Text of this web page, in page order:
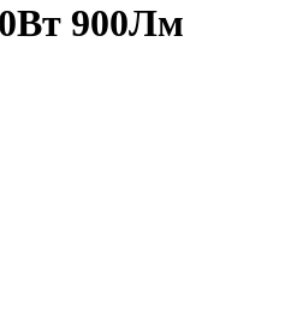
900Лм